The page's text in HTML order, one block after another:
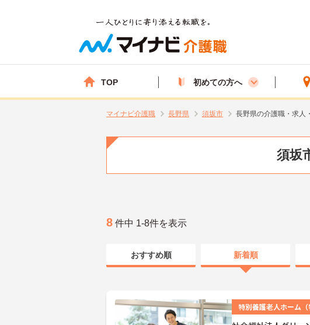
TOP 初めての方へ
マイナビ介護職 長野県 須坂市 長野県の介護職・求人
須坂
8 件中 1-8件を表示
おすすめ順 新着順
特別養護老人ホーム（